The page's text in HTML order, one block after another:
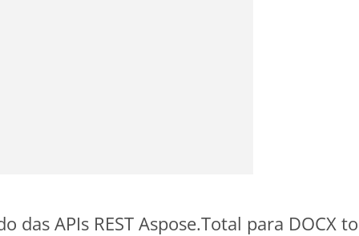
das APIs REST Aspose.Total para DOCX to